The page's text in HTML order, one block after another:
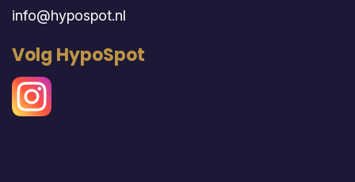
info@hypospot.nl
Volg HypoSpot